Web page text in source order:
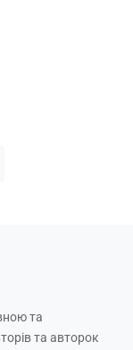
та
та авторок